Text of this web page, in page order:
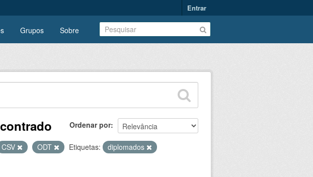
Entrar
Grupos Sobre
Ordenar por
CSV ODT Etiquetas:
diplomados